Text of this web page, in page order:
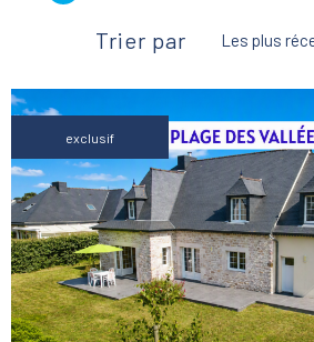
Trier par Les plus
exclusif